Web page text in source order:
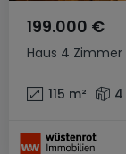
Haus 4 Zimmer
199.000 €
115 m² 4